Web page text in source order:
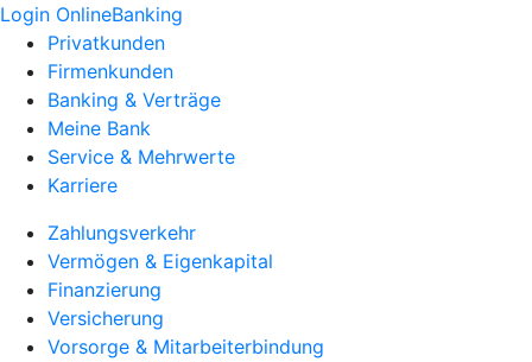
Login OnlineBanking
Privatkunden
Firmenkunden
Banking & Verträge
Meine Bank
Service & Mehrwerte
Karriere
Zahlungsverkehr
Vermögen & Eigenkapital
Finanzierung
Versicherung
Vorsorge & Mitarbeiterbindung